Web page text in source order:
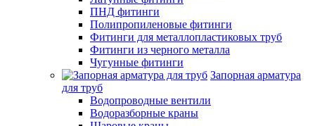
ПНД фитинги
Полипропиленовые фитинги
Фитинги для металлопластиковых труб
Фитинги из черного металла
Чугунные фитинги
Запорная арматура
для труб
Водопроводные вентили
Водоразборные краны